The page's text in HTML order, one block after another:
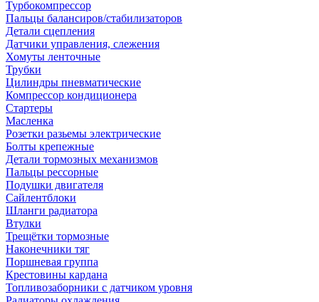
Турбокомпрессор
Пальцы балансиров/стабилизаторов
Детали сцепления
Датчики управления, слежения
Хомуты ленточные
Трубки
Цилиндры пневматические
Компрессор кондиционера
Стартеры
Масленка
Розетки разьемы электрические
Болты крепежные
Детали тормозных механизмов
Пальцы рессорные
Подушки двигателя
Сайлентблоки
Шланги радиатора
Втулки
Трещётки тормозные
Наконечники тяг
Поршневая группа
Крестовины кардана
Топливозаборники с датчиком уровня